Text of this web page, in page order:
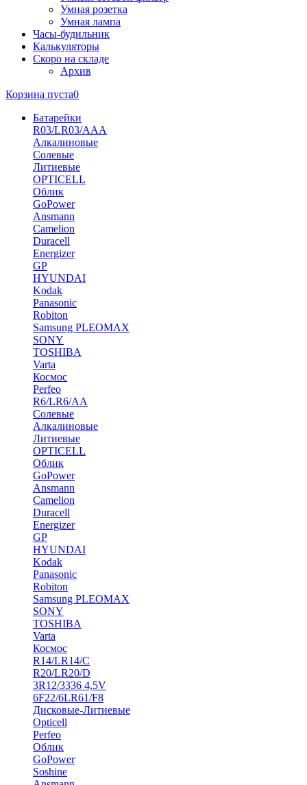
Умная розетка
Умная лампа
Часы-будильник
Калькуляторы
Скоро на складе
Архив
Корзина пуста0
Батарейки
R03/LR03/AAA
Алкалиновые
Солевые
Литиевые
OPTICELL
Облик
GoPower
Ansmann
Camelion
Duracell
Energizer
GP
HYUNDAI
Kodak
Panasonic
Robiton
Samsung PLEOMAX
SONY
TOSHIBA
Varta
Космос
Perfeo
R6/LR6/AA
Солевые
Алкалиновые
Литиевые
OPTICELL
Облик
GoPower
Ansmann
Camelion
Duracell
Energizer
GP
HYUNDAI
Kodak
Panasonic
Robiton
Samsung PLEOMAX
SONY
TOSHIBA
Varta
Космос
R14/LR14/C
R20/LR20/D
3R12/3336 4,5V
6F22/6LR61/F8
Дисковые-Литиевые
Opticell
Perfeo
Облик
GoPower
Soshine